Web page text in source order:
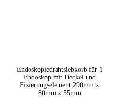
Endoskopiedrahtsiebkorb für 1
Endoskop mit Deckel und
Fixierungselement 290mm x
80mm x 55mm